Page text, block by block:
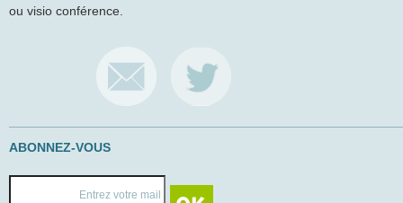
ou visio conférence.
ABONNEZ-VOUS